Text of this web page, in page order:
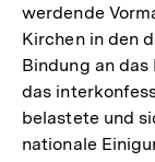
werdende
Kirchen in den
Bindung an
das
belastete und
nationale